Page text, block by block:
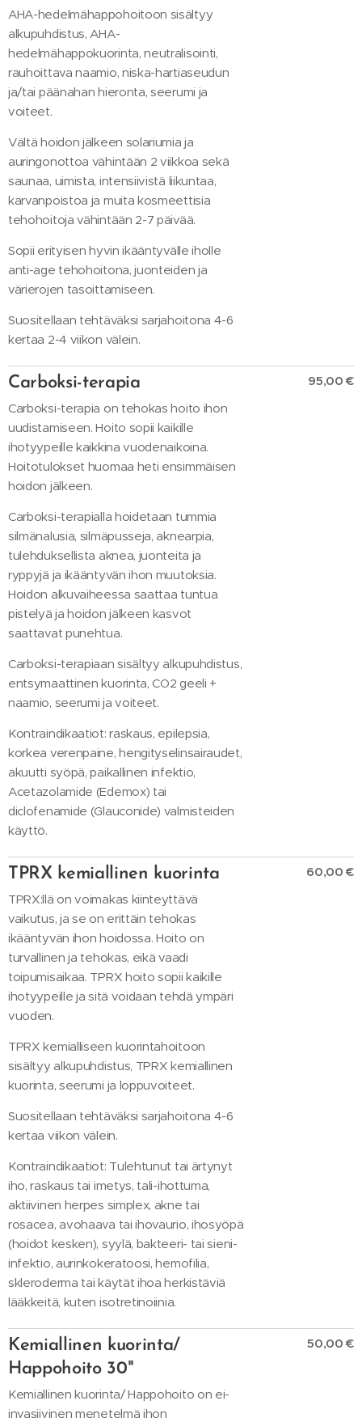
AHA-hedelmähappohoitoon sisältyy
alkupuhdistus, AHA-
hedelmähappokuorinta, neutralisointi,
rauhoittava naamio, niska-hartiaseudun
ja/tai päänahan hieronta, seerumi ja
voiteet.
Vältä hoidon jälkeen solariumia ja
auringonottoa vähintään 2 viikkoa sekä
saunaa, uimista, intensiivistä liikuntaa,
karvanpoistoa ja muita kosmeettisia
tehohoitoja vähintään 2-7 päivää.
Sopii erityisen hyvin ikääntyvälle iholle
anti-age tehohoitona, juonteiden ja
värierojen tasoittamiseen.
Suositellaan tehtäväksi sarjahoitona 4-6
kertaa 2-4 viikon välein.
Carboksi-terapia
Carboksi-terapia on tehokas hoito ihon
uudistamiseen. Hoito sopii kaikille
ihotyypeille kaikkina vuodenaikoina.
Hoitotulokset huomaa heti ensimmäisen
hoidon jälkeen.
Carboksi-terapialla hoidetaan tummia
silmänalusia, silmäpusseja, aknearpia,
tulehduksellista aknea, juonteita ja
ryppyjä ja ikääntyvän ihon muutoksia.
Hoidon alkuvaiheessa saattaa tuntua
pistelyä ja hoidon jälkeen kasvot
saattavat punehtua.
Carboksi-terapiaan sisältyy alkupuhdistus,
entsymaattinen kuorinta, CO2 geeli +
naamio, seerumi ja voiteet.
Kontraindikaatiot: raskaus, epilepsia,
korkea verenpaine, hengityselinsairaudet,
akuutti syöpä, paikallinen infektio,
Acetazolamide (Edemox) tai
diclofenamide (Glauconide) valmisteiden
käyttö.
95,00 €
TPRX kemiallinen kuorinta
TPRX:llä on voimakas kiinteyttävä
vaikutus, ja se on erittäin tehokas
ikääntyvän ihon hoidossa. Hoito on
turvallinen ja tehokas, eikä vaadi
toipumisaikaa. TPRX hoito sopii kaikille
ihotyypeille ja sitä voidaan tehdä ympäri
vuoden.
TPRX kemialliseen kuorintahoitoon
sisältyy alkupuhdistus, TPRX kemiallinen
kuorinta, seerumi ja loppuvoiteet.
Suositellaan tehtäväksi sarjahoitona 4-6
kertaa viikon välein.
Kontraindikaatiot: Tulehtunut tai ärtynyt
iho, raskaus tai imetys, tali-ihottuma,
aktiivinen herpes simplex, akne tai
rosacea, avohaava tai ihovaurio, ihosyöpä
(hoidot kesken), syylä, bakteeri- tai sieni-
infektio, aurinkokeratoosi, hemofilia,
skleroderma tai käytät ihoa herkistäviä
lääkkeitä, kuten isotretinoiinia.
60,00 €
Kemiallinen kuorinta/
Happohoito 30"
Kemiallinen kuorinta/ Happohoito on ei-
invasiivinen menetelmä ihon
50,00 €